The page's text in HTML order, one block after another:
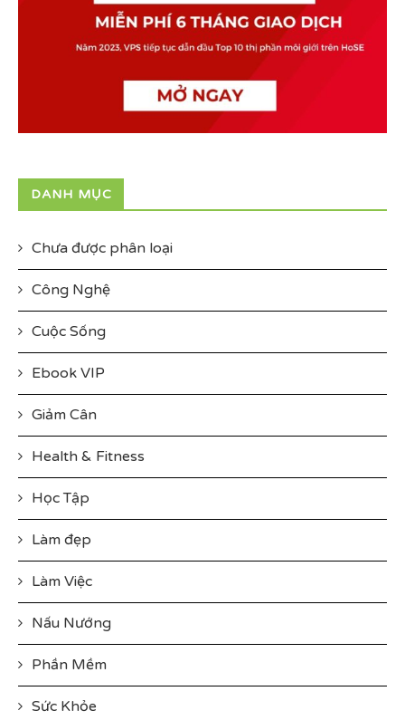
DANH MỤC
Chưa được phân loại
Công Nghệ
Cuộc Sống
Ebook VIP
Giảm Cân
Health & Fitness
Học Tập
Làm đẹp
Làm Việc
Nấu Nướng
Phần Mềm
Sức Khỏe